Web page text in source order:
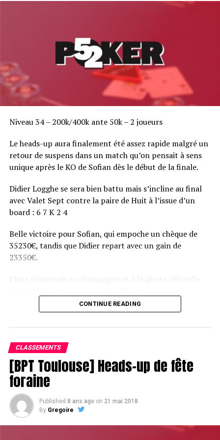
RELATED TOPICS:
UP NEXT
Mehdi Senajhi vainqueur du Tanger Poker Million
Niveau 34 – 200k/400k ante 50k – 2 joueurs
Le heads-up aura finalement été assez rapide malgré un
retour de suspens dans un match qu’on pensait à sens
unique après le KO de Sofian dès le début de la finale.
Didier Logghe se sera bien battu mais s’incline au final
avec Valet Sept contre la paire de Huit à l’issue d’un
board : 6 7 K 2 4
Belle victoire pour Sofian, qui empoche un chèque de
35230€, tandis que Didier repart avec un gain de
23350€.
CONTINUE READING
CLASSEMENTS
[BPT Toulouse] Heads-up de fête
foraine
Published 8 ans ago on 21 mai 2018
By Gregoire